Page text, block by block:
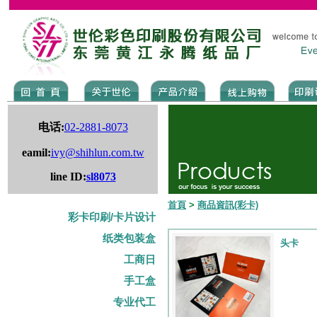
电话:02-2881-8073
eamil:ivy@shihlun.com.tw
line ID:sl8073
彩卡印刷/卡片设计
纸类包装盒
工商日
手工盒
专业代工
首頁 > 商品資訊(彩卡)
头卡